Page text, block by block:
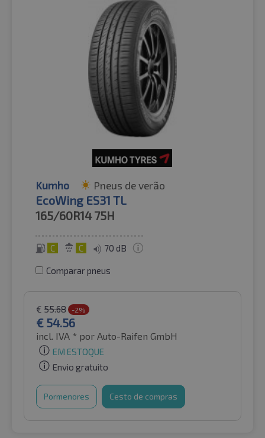
Kumho Pneus de verão
EcoWing ES31 TL
165/60R14 75H
C C 70 dB
Comparar pneus
€ 55.68 -2%
€ 54.56
incl. IVA * por Auto-Raifen GmbH
EM ESTOQUE
Envio gratuito
Pormenores Cesto de compras